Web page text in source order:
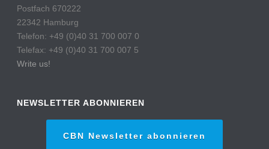
Postfach 670222
22342 Hamburg
Telefon: +49 (0)40 31 700 007 0
Telefax: +49 (0)40 31 700 007 5
Write us!
NEWSLETTER ABONNIEREN
CBN Newsletter abonnieren